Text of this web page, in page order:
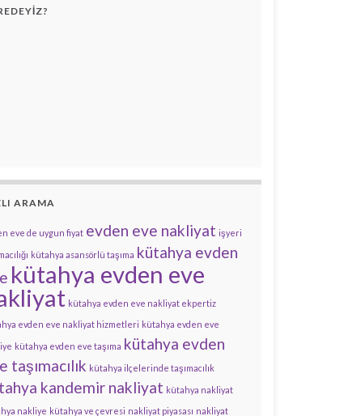
ARAMA
eve de uygun fiyat evden eve nakliyat işyeri
kütahya asansörlü taşıma kütahya evden
kütahya evden eve
kütahya evden eve nakliyat ekpertiz
evden eve nakliyat hizmetleri kütahya evden eve
kütahya evden eve taşıma kütahya evden
taşımacılık kütahya ilçelerinde taşımacılık
kandemir nakliyat kütahya nakliyat
nakliye kütahya ve çevresi nakliyat piyasası nakliyat